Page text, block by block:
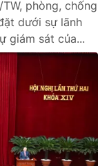
phòng, chống
dưới sự lãnh
giám sát của...